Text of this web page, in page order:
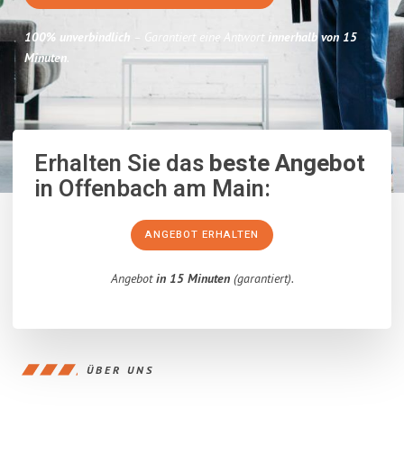
100% unverbindlich – Garantiert eine Antwort innerhalb von 15
Minuten.
Erhalten Sie dasbeste Angebot
in Offenbach am Main:
ANGEBOT ERHALTEN
Angebotin 15 Minuten(garantiert).
ÜBER UNS